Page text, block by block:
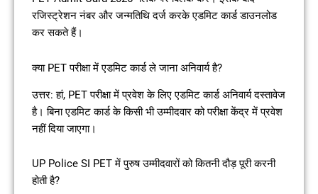
रजिस्ट्रेशन नंबर और जन्मतिथि दर्ज करके एडमिट कार्ड डाउनलोड
कर सकते हैं।
क्या PET परीक्षा में एडमिट कार्ड ले जाना अनिवार्य है?
उत्तर: हां, PET परीक्षा में प्रवेश के लिए एडमिट कार्ड अनिवार्य दस्तावेज
है। बिना एडमिट कार्ड के किसी भी उम्मीदवार को परीक्षा केंद्र में प्रवेश
नहीं दिया जाएगा।
UP Police SI PET में पुरुष उम्मीदवारों को कितनी दौड़ पूरी करनी
होती है?